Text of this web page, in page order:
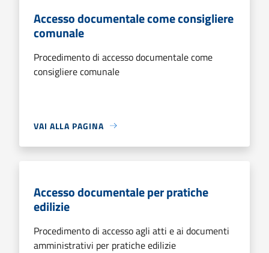
Accesso documentale come consigliere
comunale
Procedimento di accesso documentale come
consigliere comunale
VAI ALLA PAGINA
Accesso documentale per pratiche
edilizie
Procedimento di accesso agli atti e ai documenti
amministrativi per pratiche edilizie